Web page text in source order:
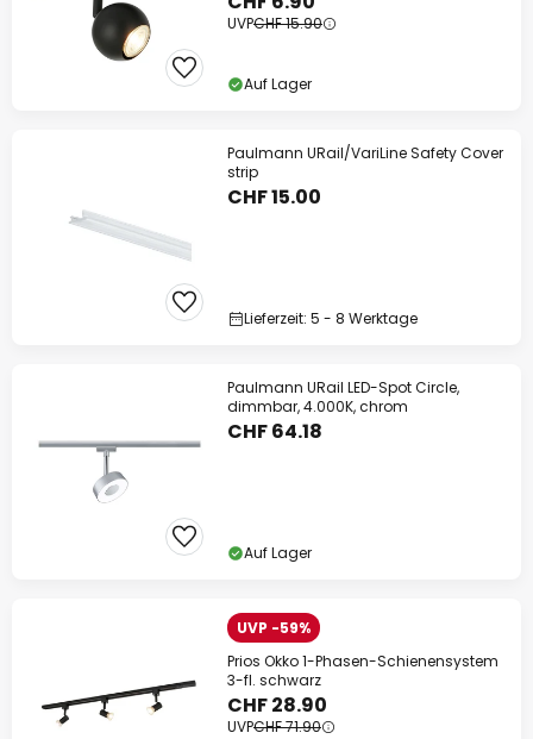
UVPCHF 15.90
Auf Lager
Paulmann URail/VariLine Safety Cover
strip
CHF 15.00
Lieferzeit: 5 - 8 Werktage
Paulmann URail LED-Spot Circle,
dimmbar, 4.000K, chrom
CHF 64.18
Auf Lager
UVP -59%
Prios Okko 1-Phasen-Schienensystem
3-fl. schwarz
CHF 28.90
UVPCHF 71.90